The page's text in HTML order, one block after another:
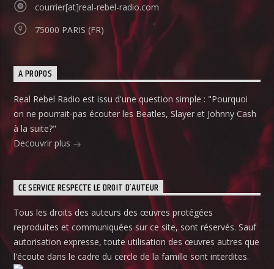
courrier[at]real-rebel-radio.com
75000 PARIS (FR)
A PROPOS
Real Rebel Radio est issu d'une question simple : "Pourquoi
on ne pourrait-pas écouter les Beatles, Slayer et Johnny Cash
à la suite?"
Decouvrir plus
CE SERVICE RESPECTE LE DROIT D’AUTEUR
Tous les droits des auteurs des œuvres protégées
reproduites et communiquées sur ce site, sont réservés. Sauf
autorisation expresse, toute utilisation des œuvres autres que
l'écoute dans le cadre du cercle de la famille sont interdites.